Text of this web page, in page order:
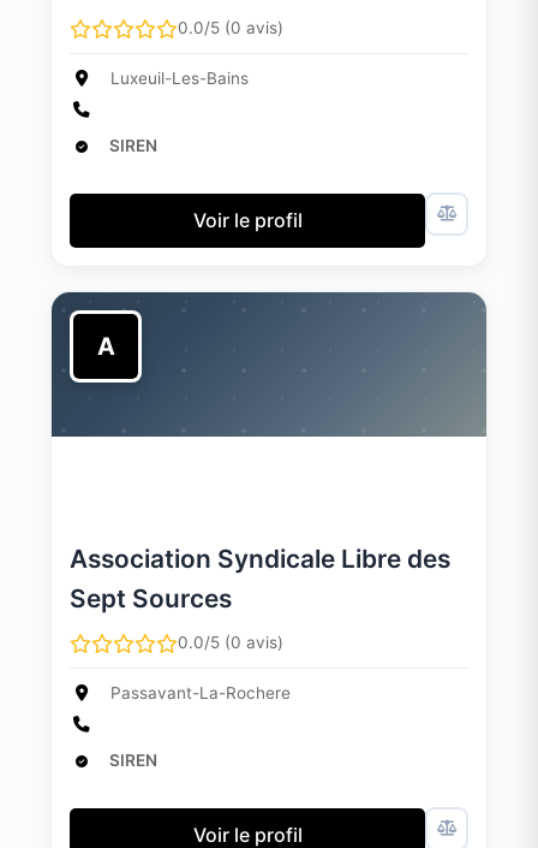
0.0/5 (0 avis)
Luxeuil-Les-Bains
SIREN
Voir le profil
A
Association Syndicale Libre des
Sept Sources
0.0/5 (0 avis)
Passavant-La-Rochere
SIREN
Voir le profil